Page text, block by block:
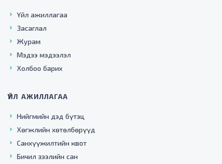
Үйл ажиллагаа
Засаглал
Журам
Мэдээ мэдээлэл
Холбоо барих
ҮЙЛ АЖИЛЛАГАА
Нийгмийн дэд бүтэц
Хөгжлийн хөтөлбөрүүд
Санхүүжилтийн квот
Бичил зээлийн сан